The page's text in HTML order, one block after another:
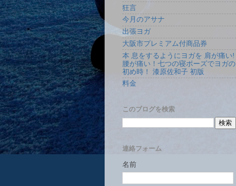
狂言
今月のアサナ
出張ヨガ
大阪市プレミアム付商品券
本 息をするようにヨガを 肩が痛い!
腰が痛い！七つの寝ポーズでヨガの
初め時！ 漆原佐和子 初版
料金
このブログを検索
連絡フォーム
名前